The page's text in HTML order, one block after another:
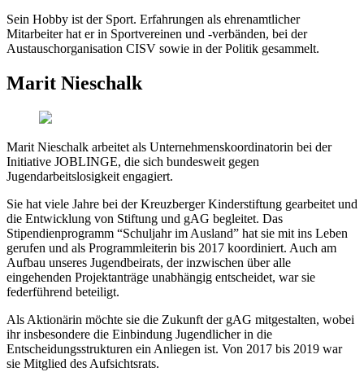
Sein Hobby ist der Sport. Erfahrungen als ehrenamtlicher
Mitarbeiter hat er in Sportvereinen und -verbänden, bei der
Austauschorganisation CISV sowie in der Politik gesammelt.
Marit Nieschalk
Marit Nieschalk arbeitet als Unternehmenskoordinatorin bei der
Initiative JOBLINGE, die sich bundesweit gegen
Jugendarbeitslosigkeit engagiert.
Sie hat viele Jahre bei der Kreuzberger Kinderstiftung gearbeitet und
die Entwicklung von Stiftung und gAG begleitet. Das
Stipendienprogramm “Schuljahr im Ausland” hat sie mit ins Leben
gerufen und als Programmleiterin bis 2017 koordiniert. Auch am
Aufbau unseres Jugendbeirats, der inzwischen über alle
eingehenden Projektanträge unabhängig entscheidet, war sie
federführend beteiligt.
Als Aktionärin möchte sie die Zukunft der gAG mitgestalten, wobei
ihr insbesondere die Einbindung Jugendlicher in die
Entscheidungsstrukturen ein Anliegen ist. Von 2017 bis 2019 war
sie Mitglied des Aufsichtsrats.